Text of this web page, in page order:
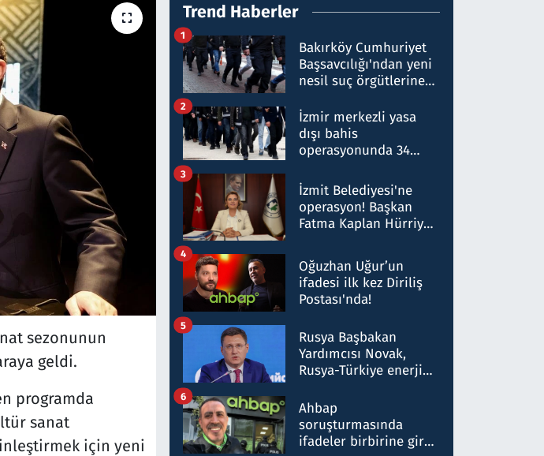
sezonunun
geldi.
programda
sanat
için yeni
Trend Haberler
Bakırköy Cumhuriyet
Başsavcılığı'ndan yeni
nesil suç örgütlerine
hakkında gözaltı kararı
1
İzmir merkezli yasa
dışı bahis
operasyonunda 34
Milyar liralık para
trafiği tespit edildi
2
İzmit Belediyesi'ne
operasyon! Başkan
Fatma Kaplan Hürriyet
3
Oğuzhan Uğur’un
ifadesi ilk kez Diriliş
Postası'nda!
4
Rusya Başbakan
Yardımcısı Novak,
Rusya-Türkiye enerji
nitelikte olduğunu
belirtti
5
Ahbap
soruşturmasında
ifadeler birbirine girdi:
6